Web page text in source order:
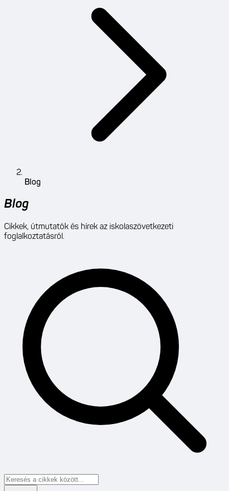
Blog
Blog
Cikkek, útmutatók és hírek az iskolaszövetkezeti
foglalkoztatásról.